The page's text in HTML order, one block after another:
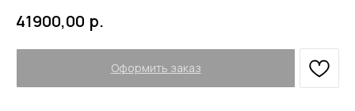
41900,00 р.
Оформить заказ